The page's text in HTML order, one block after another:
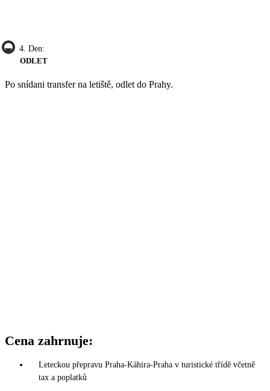
4. Den:
ODLET
Po snídani transfer na letiště, odlet do Prahy.
Cena zahrnuje:
Leteckou přepravu Praha-Káhira-Praha v turistické třídě včetně
tax a poplatků